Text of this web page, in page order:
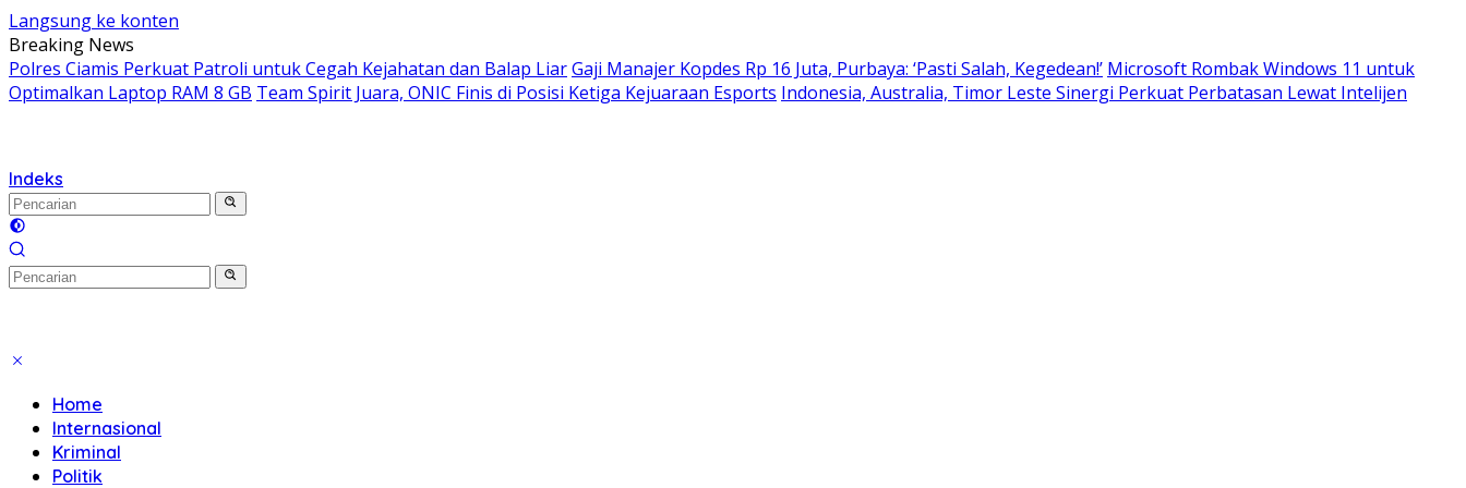
Langsung ke konten
Breaking News
Polres Ciamis Perkuat Patroli untuk Cegah Kejahatan dan Balap LiarGaji Manajer Kopdes Rp 16 Juta, Purbaya: ‘Pasti Salah, Kegedean!’ Microsoft Rombak Windows 11 untuk
Optimalkan Laptop RAM 8 GB Team Spirit Juara, ONIC Finis di Posisi Ketiga Kejuaraan Esports Indonesia, Australia, Timor Leste Sinergi Perkuat Perbatasan Lewat Intelijen
Indeks
Home
Internasional
Kriminal
Politik